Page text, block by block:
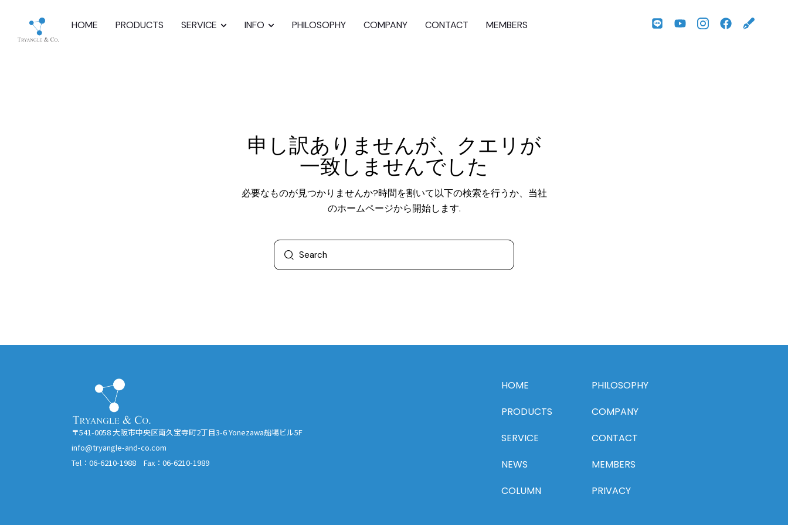
HOME PRODUCTS SERVICE INFO PHILOSOPHY COMPANY CONTACT MEMBERS
申し訳ありませんが、クエリが
一致しませんでした
必要なものが見つかりませんか?時間を割いて以下の検索を行うか、 当社
のホームページから開始します.
〒541-0058 大阪市中央区南久宝寺町2丁目3-6 Yonezawa船場ビル5F
info@tryangle-and-co.com
Tel：06-6210-1988 Fax：06-6210-1989
HOME
PRODUCTS
SERVICE
NEWS
COLUMN
PHILOSOPHY
COMPANY
CONTACT
MEMBERS
PRIVACY